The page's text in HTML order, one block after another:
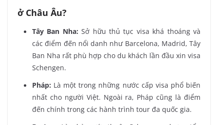
ở Châu Âu?
Tây Ban Nha: Sở hữu thủ tục visa khá thoáng và
các điểm đến nổi danh như Barcelona, Madrid, Tây
Ban Nha rất phù hợp cho du khách lần đầu xin visa
Schengen.
Pháp: Là một trong những nước cấp visa phổ biến
nhất cho người Việt. Ngoài ra, Pháp cũng là điểm
đến chính trong các hành trình tour đa quốc gia.